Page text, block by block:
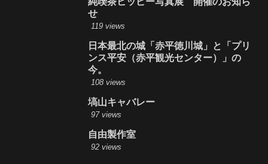
せ
119 views
日本最北の城「赤平徳川城」と「プリ
ンス平安（赤平観光センター）」の
今。
108 views
塙山キャバレー
97 views
自由製作室
92 views